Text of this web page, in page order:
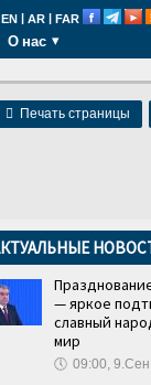
EN | AR | FAR
О нас
 Печать страницы
— яркое
славный
мир
🕔 09:00,